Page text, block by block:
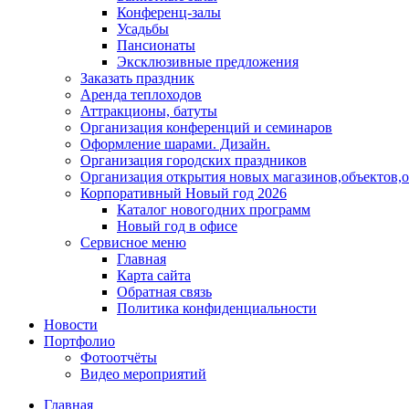
Конференц-залы
Усадьбы
Пансионаты
Эксклюзивные предложения
Заказать праздник
Аренда теплоходов
Аттракционы, батуты
Организация конференций и семинаров
Оформление шарами. Дизайн.
Организация городских праздников
Организация открытия новых
Корпоративный Новый год 2026
Каталог новогодних программ
Новый год в офисе
Сервисное меню
Главная
Карта сайта
Обратная связь
Политика конфиденциальности
Новости
Портфолио
Фотоотчёты
Видео мероприятий
Главная